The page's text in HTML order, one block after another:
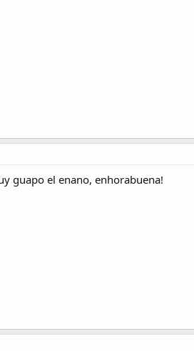
guapo el enano, enhorabuena!